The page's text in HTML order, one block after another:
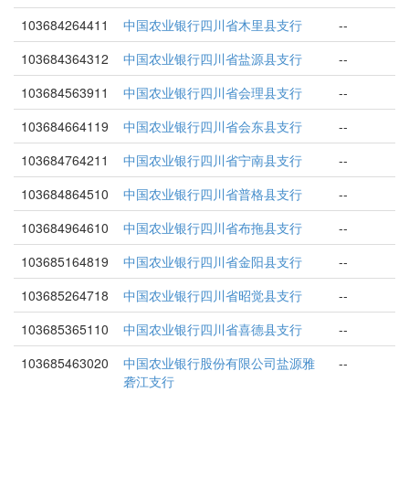
103684264411 中国农业银行四川省木里县支行
--
103684364312
中国农业银行四川省盐源县支行
--
103684563911
中国农业银行四川省会理县支行
--
103684664119
中国农业银行四川省会东县支行
--
103684764211
中国农业银行四川省宁南县支行
--
103684864510
中国农业银行四川省普格县支行
--
103684964610
中国农业银行四川省布拖县支行
--
103685164819
中国农业银行四川省金阳县支行
--
103685264718
中国农业银行四川省昭觉县支行
--
103685365110
中国农业银行四川省喜德县支行
--
103685463020
中国农业银行股份有限公司盐源雅
砻江支行
--